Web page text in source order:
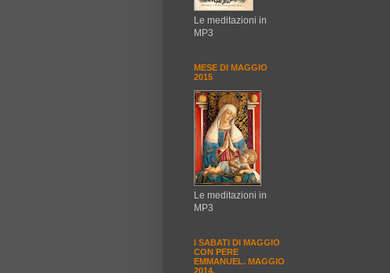
Le meditazioni in
MP3
MESE DI MAGGIO
2015
Le meditazioni in
MP3
I SABATI DI MAGGIO
CON PERE
EMMANUEL. MAGGIO
2014.